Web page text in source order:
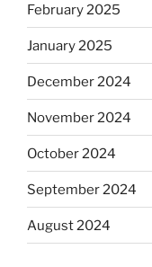
February 2025
January 2025
December 2024
November 2024
October 2024
September 2024
August 2024